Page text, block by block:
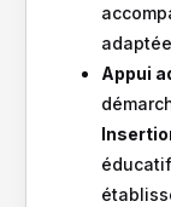
Appui